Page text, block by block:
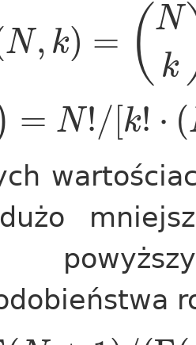
N, k) = ( N
k
) = N!/[k! ⋅ (